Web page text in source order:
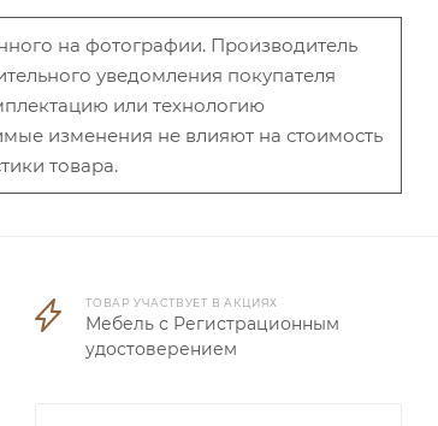
на фотографии. Производитель
уведомления покупателя
или технологию
изменения не влияют на стоимость
товара.
ТОВАР УЧАСТВУЕТ В АКЦИЯХ
Мебель с Регистрационным
удостоверением